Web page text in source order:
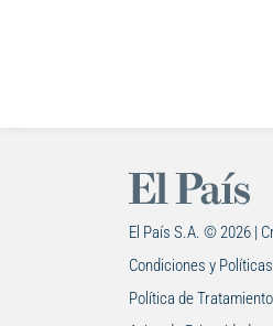
El País S.A. © 2026 |
Condiciones y
Política de